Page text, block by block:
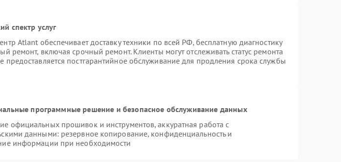
спектр услуг
Atlant обеспечивает доставку техники по всей РФ, бесплатную диагностику
ремонт, включая срочный ремонт. Клиенты могут отслеживать статус ремонта
предоставляется постгарантийное обслуживание для продления срока службы
программные решение и безопасное обслуживание данных
официальных прошивок и инструментов, аккуратная работа с
данными: резервное копирование, конфиденциальность и
информации при необходимости